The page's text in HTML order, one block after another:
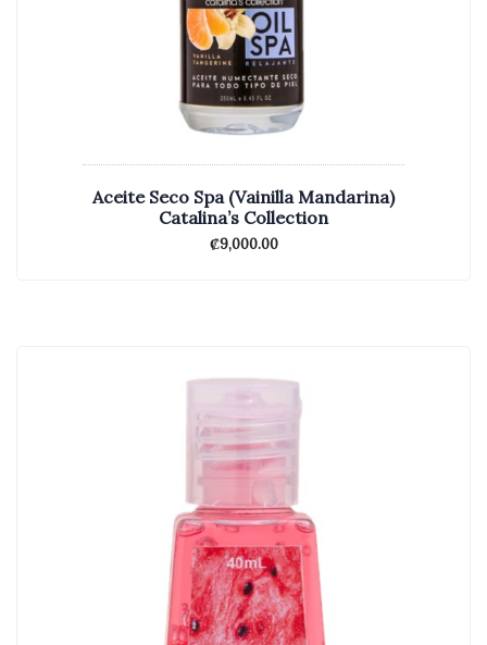
Aceite Seco Spa (Vainilla Mandarina)
Catalina’s Collection
₡9,000.00